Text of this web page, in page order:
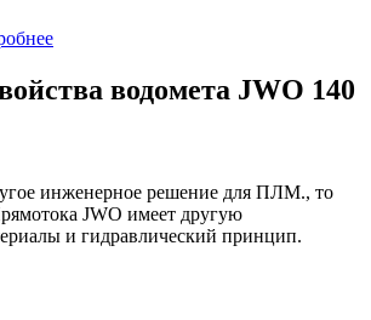
водомета JWO 140
инженерное решение для ПЛМ., то
JWO имеет другую
и гидравлический принцип.